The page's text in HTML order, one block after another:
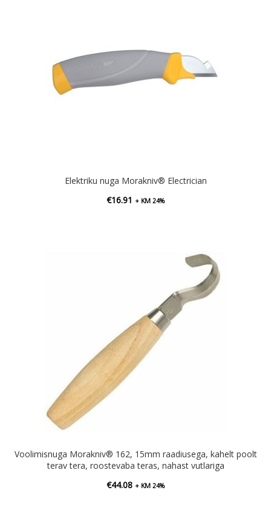
Elektriku nuga Morakniv® Electrician
€16.91 + KM 24%
Voolimisnuga Morakniv® 162, 15mm raadiusega, kahelt poolt
terav tera, roostevaba teras, nahast vutlariga
€44.08 + KM 24%